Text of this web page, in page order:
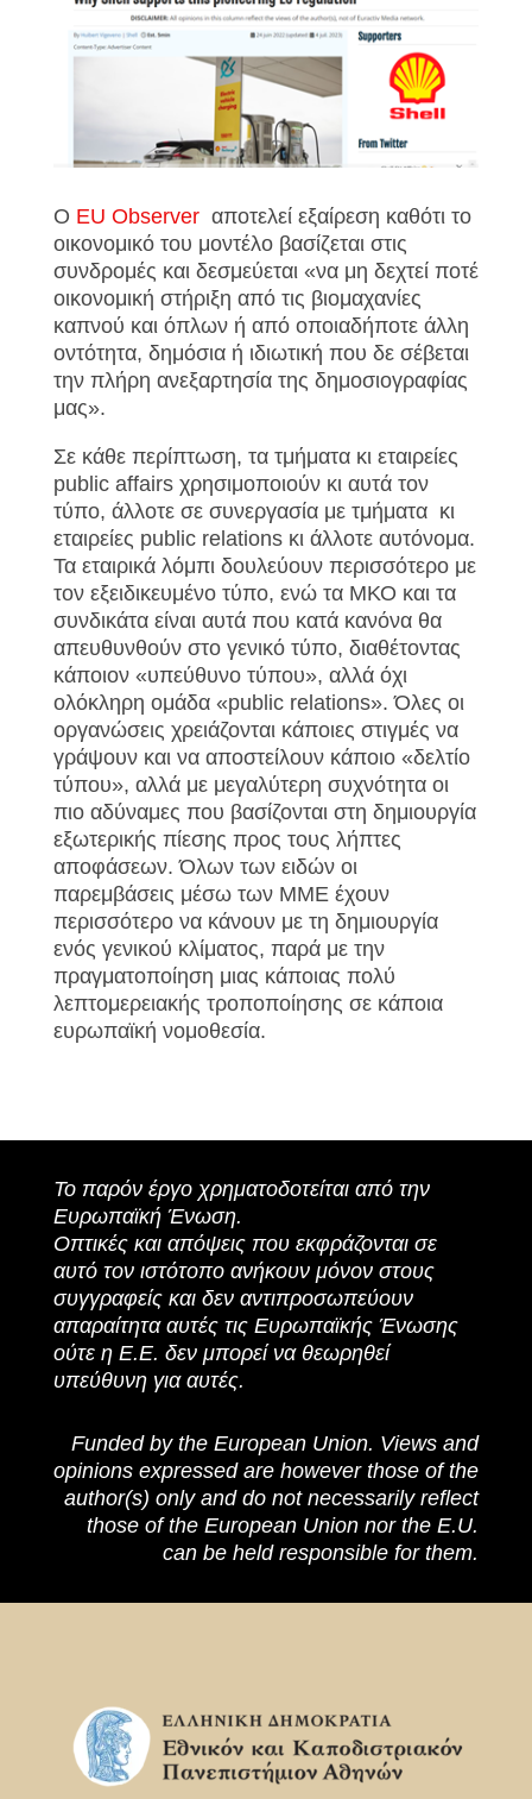
Ο EU Observerαποτελεί εξαίρεση καθότι το
οικονομικό του μοντέλο βασίζεται στις
συνδρομές και δεσμεύεται «να μη δεχτεί ποτέ
οικονομική στήριξη από τις βιομαχανίες
καπνού και όπλων ή από οποιαδήποτε άλλη
οντότητα, δημόσια ή ιδιωτική που δε σέβεται
την πλήρη ανεξαρτησία της δημοσιογραφίας
μας».
Σε κάθε περίπτωση, τα τμήματα κι εταιρείες
public affairs χρησιμοποιούν κι αυτά τον
τύπο, άλλοτε σε συνεργασία με τμήματα κι
εταιρείες public relations κι άλλοτε αυτόνομα.
Τα εταιρικά λόμπι δουλεύουν περισσότερο με
τον εξειδικευμένο τύπο, ενώ τα ΜΚΟ και τα
συνδικάτα είναι αυτά που κατά κανόνα θα
απευθυνθούν στο γενικό τύπο, διαθέτοντας
κάποιον «υπεύθυνο τύπου», αλλά όχι
ολόκληρη ομάδα «public relations». Όλες οι
οργανώσεις χρειάζονται κάποιες στιγμές να
γράψουν και να αποστείλουν κάποιο «δελτίο
τύπου», αλλά με μεγαλύτερη συχνότητα οι
πιο αδύναμες που βασίζονται στη δημιουργία
εξωτερικής πίεσης προς τους λήπτες
αποφάσεων. Όλων των ειδών οι
παρεμβάσεις μέσω των ΜΜΕ έχουν
περισσότερο να κάνουν με τη δημιουργία
ενός γενικού κλίματος, παρά με την
πραγματοποίηση μιας κάποιας πολύ
λεπτομερειακής τροποποίησης σε κάποια
ευρωπαϊκή νομοθεσία.
Το παρόν έργο χρηματοδοτείται από την
Ευρωπαϊκή Ένωση.
Οπτικές και απόψεις που εκφράζονται σε
αυτό τον ιστότοπο ανήκουν μόνον στους
συγγραφείς και δεν αντιπροσωπεύουν
απαραίτητα αυτές τις Ευρωπαϊκής Ένωσης
ούτε η Ε.Ε. δεν μπορεί να θεωρηθεί
υπεύθυνη για αυτές.
Funded by the European Union. Views and
opinions expressed are however those of the
author(s) only and do not necessarily reflect
those of the European Union nor the E.U.
can be held responsible for them.